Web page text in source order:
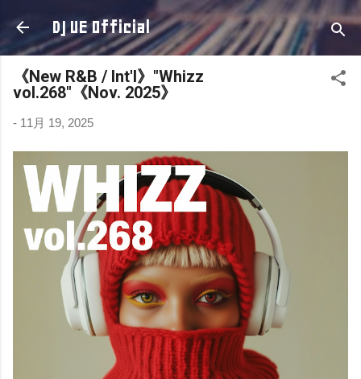
スキップしてメイン コンテンツに移動
DJ UE Official
《New R&B / Int'l》"Whizz
vol.268"《Nov. 2025》
- 11月 19, 2025